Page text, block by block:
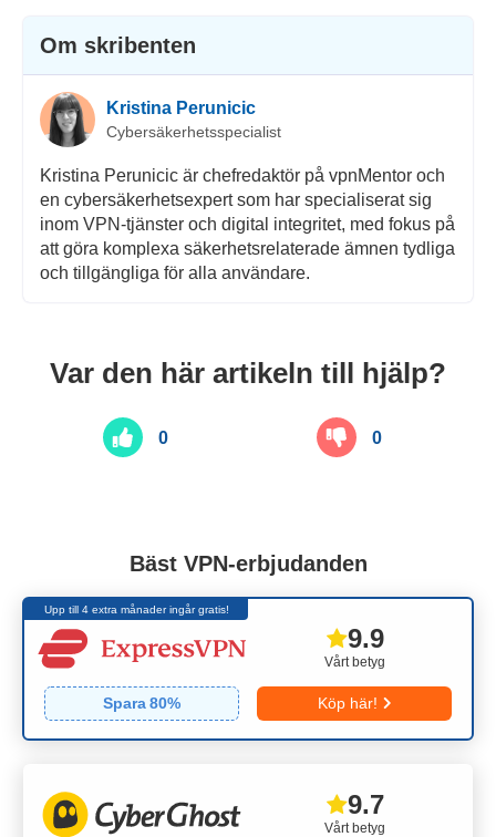
Om skribenten
Kristina Perunicic
Cybersäkerhetsspecialist
Kristina Perunicic är chefredaktör på vpnMentor och
en cybersäkerhetsexpert som har specialiserat sig
inom VPN-tjänster och digital integritet, med fokus på
att göra komplexa säkerhetsrelaterade ämnen tydliga
och tillgängliga för alla användare.
Var den här artikeln till hjälp?
0 0
Bäst VPN-erbjudanden
Upp till 4 extra månader ingår gratis!
Vårt betyg
9.9
Spara80% Köp här!
Vårt betyg
9.7